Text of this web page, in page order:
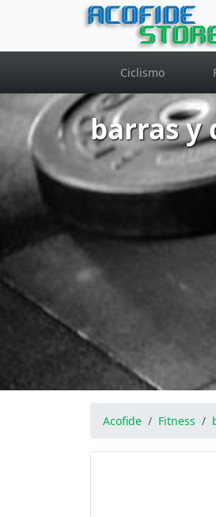
ACOFIDE
Ciclismo
barras y
Acofide Fitness